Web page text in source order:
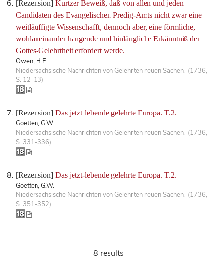
[Rezension] Kurtzer Beweiß, daß von allen und jeden
Candidaten des Evangelischen Predig-Amts nicht zwar eine
weitläuffigte Wissenschafft, dennoch aber, eine förmliche,
wohlaneinander hangende und hinlängliche Erkänntniß der
Gottes-Gelehrtheit erfordert werde.
Owen, H.E.
Niedersächsische Nachrichten von Gelehrten neuen Sachen. (1736,
S. 12-13)
[Rezension] Das jetzt-lebende gelehrte Europa. T.2.
Goetten, G.W.
Niedersächsische Nachrichten von Gelehrten neuen Sachen. (1736,
S. 331-336)
[Rezension] Das jetzt-lebende gelehrte Europa. T.2.
Goetten, G.W.
Niedersächsische Nachrichten von Gelehrten neuen Sachen. (1736,
S. 351-352)
8 results